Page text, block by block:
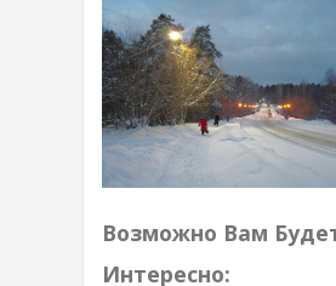
Возможно Вам
Интересно: